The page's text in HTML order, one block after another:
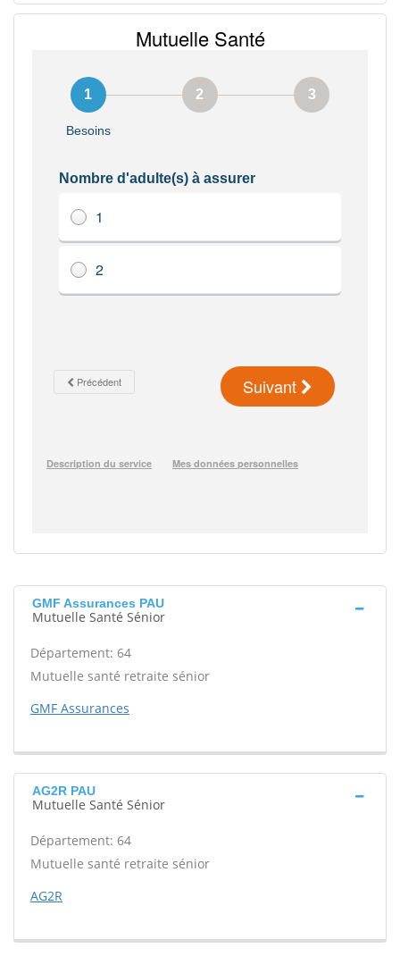
GMF Assurances PAU
Mutuelle Santé Sénior
Département: 64
Mutuelle santé retraite sénior
GMF Assurances
AG2R PAU
Mutuelle Santé Sénior
Département: 64
Mutuelle santé retraite sénior
AG2R